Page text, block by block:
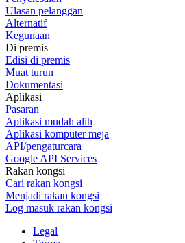
Ulasan pelanggan
Alternatif
Kegunaan
Di premis
Edisi di premis
Muat turun
Dokumentasi
Aplikasi
Pasaran
Aplikasi mudah alih
Aplikasi komputer meja
API/pengaturcara
Google API Services
Rakan kongsi
Cari rakan kongsi
Menjadi rakan kongsi
Log masuk rakan kongsi
Legal